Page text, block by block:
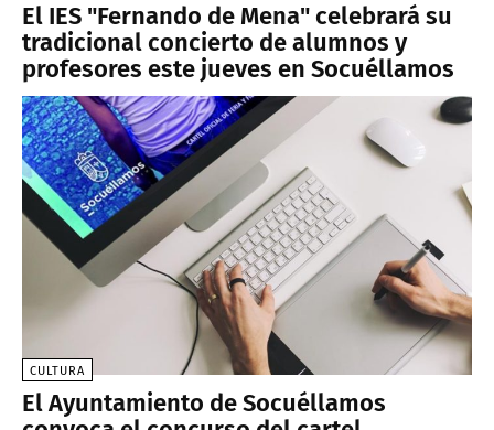
El IES "Fernando de Mena" celebrará su
tradicional concierto de alumnos y
profesores este jueves en Socuéllamos
CULTURA
El Ayuntamiento de Socuéllamos